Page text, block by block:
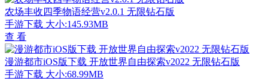
农场丰收四季物语经营v2.0.1 无限钻石版
手游下载 大小:145.93MB
查 看
漫游都市iOS版下载 开放世界自由探索v2022 无限钻石版
手游下载 大小:68.99MB